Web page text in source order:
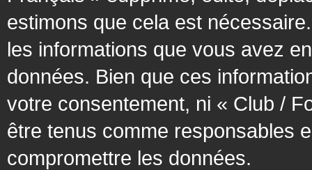
estimons que cela est
les informations que vous avez
données. Bien que ces
votre consentement, ni « Club /
être tenus comme responsables
compromettre les données.